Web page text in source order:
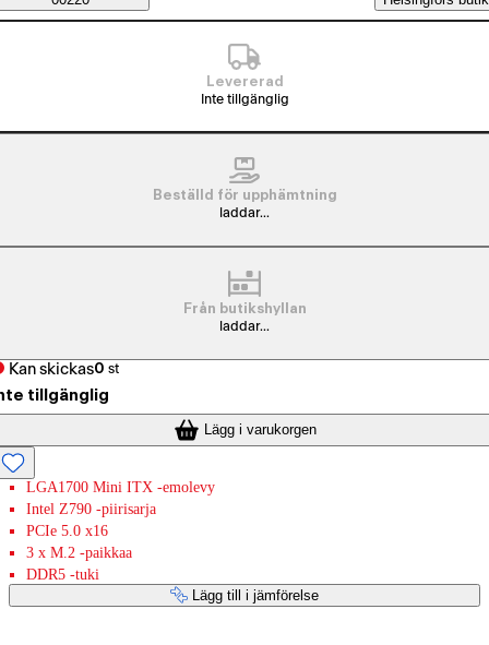
Levererad
Inte tillgänglig
Beställd för upphämtning
laddar...
Från butikshyllan
laddar...
Kan skickas0 st
tillgänglig
Lägg i varukorgen
LGA1700 Mini ITX -emolevy
Intel Z790 -piirisarja
PCIe 5.0 x16
3 x M.2 -paikkaa
DDR5 -tuki
Lägg till i jämförelse